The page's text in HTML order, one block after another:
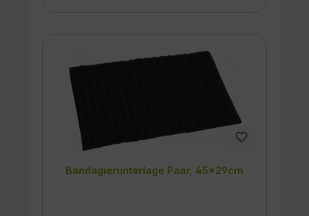
Bandagierunterlage Paar, 45x29cm